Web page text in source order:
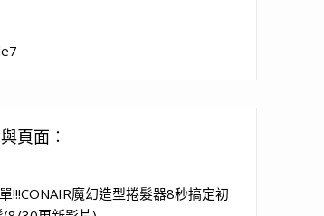
頁面︰
!!!CONAIR魔幻造型捲髮器8秒搞定初